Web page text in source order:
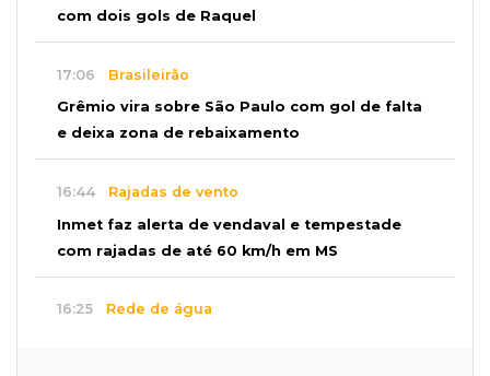
com dois gols de Raquel
17:06 Brasileirão
Grêmio vira sobre São Paulo com gol de falta
e deixa zona de rebaixamento
16:44 Rajadas de vento
Inmet faz alerta de vendaval e tempestade
com rajadas de até 60 km/h em MS
16:25 Rede de água